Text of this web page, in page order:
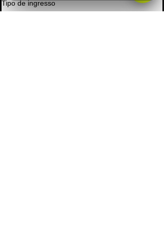
Tipo de ingresso